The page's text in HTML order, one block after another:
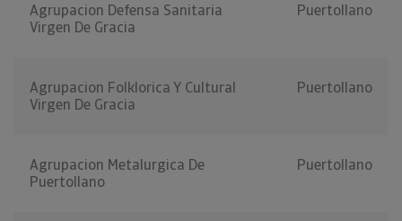
Agrupacion Defensa Sanitaria
Virgen De Gracia
Puertollano
Agrupacion Folklorica Y Cultural
Virgen De Gracia
Puertollano
Agrupacion Metalurgica De
Puertollano
Puertollano